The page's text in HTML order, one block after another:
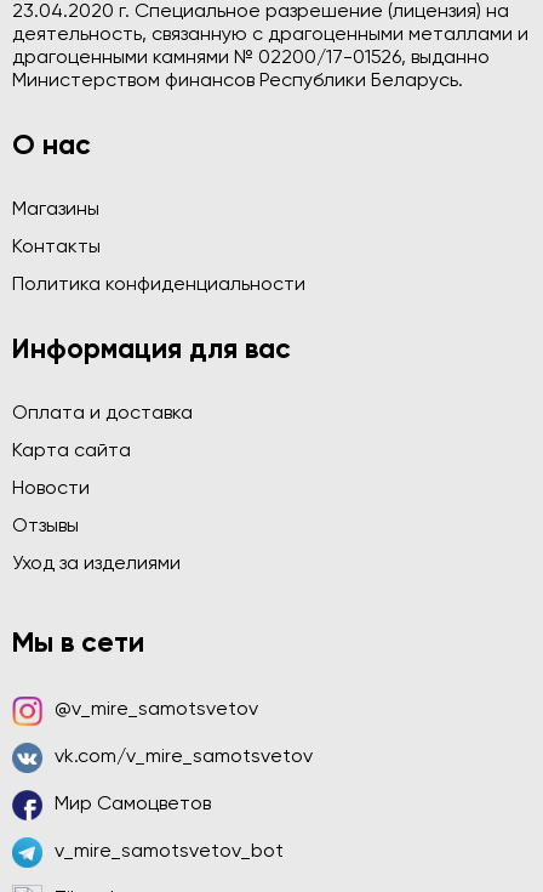
23.04.2020 г. Специальное разрешение (лицензия) на
деятельность, связанную с драгоценными металлами и
драгоценными камнями № 02200/17-01526, выданно
Министерством финансов Республики Беларусь.
О нас
Магазины
Контакты
Политика конфиденциальности
Информация для вас
Оплата и доставка
Карта сайта
Новости
Отзывы
Уход за изделиями
Мы в сети
@v_mire_samotsvetov
vk.com/v_mire_samotsvetov
Мир Самоцветов
v_mire_samotsvetov_bot